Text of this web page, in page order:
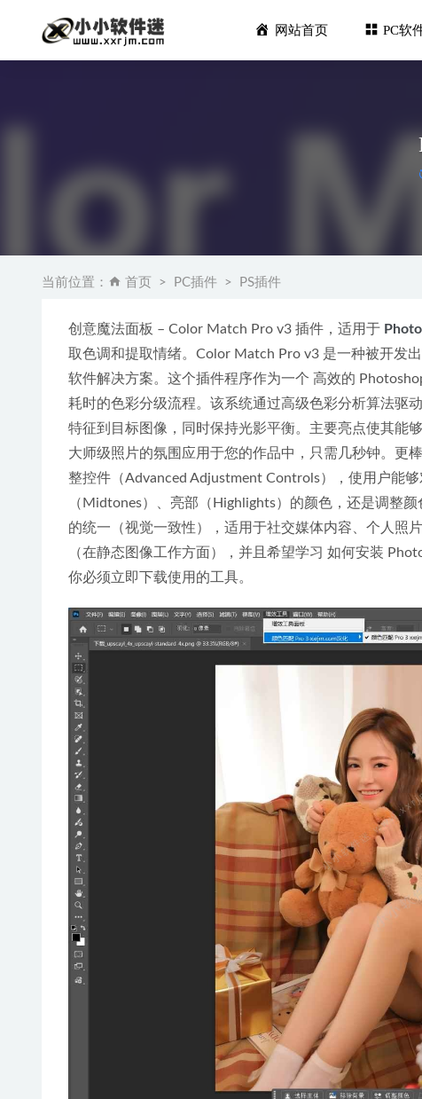
网站首页 PC软
当前位置： 首页 PC插件 PS插件
创意魔法面板 – Color Match Pro v3 插件，适用于
取色调和提取情绪。Color Match Pro v3 是一种被开发
软件解决方案。这个插件程序作为一个 高效的
耗时的色彩分级流程。该系统通过高级色彩分析算法驱
特征到目标图像，同时保持光影平衡。主要亮点使其能
大师级照片的氛围应用于您的作品中，只需几秒钟。更
整控件（Advanced Adjustment Controls），使用户能
（Midtones）、亮部（Highlights）的颜色，还是调整
的统一（视觉一致性），适用于社交媒体内容、个人照
（在静态图像工作方面），并且希望学习 如何安装
你必须立即下载使用的工具。
ES文件浏览
Autodesk 3ds